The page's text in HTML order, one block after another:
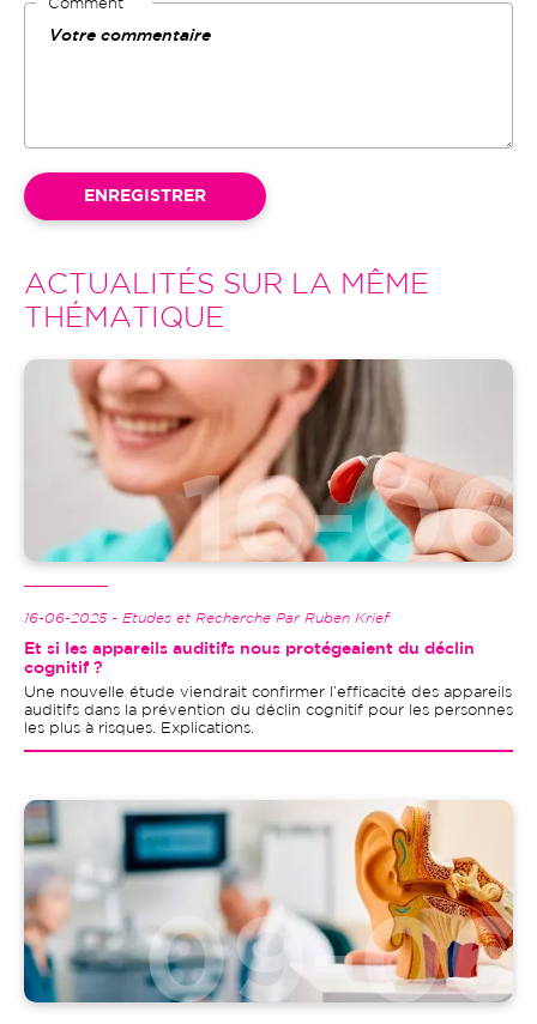
Comment
ACTUALITÉS SUR LA MÊME
THÉMATIQUE
Image
16-06-2025 - Etudes et Recherche Par Ruben Krief
Et si les appareils auditifs nous protégeaient du déclin
cognitif ?
Une nouvelle étude viendrait confirmer l’efficacité des appareils
auditifs dans la prévention du déclin cognitif pour les personnes
les plus à risques. Explications.
Image